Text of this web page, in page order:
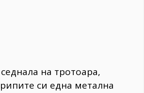
на тротоара,
си една метална